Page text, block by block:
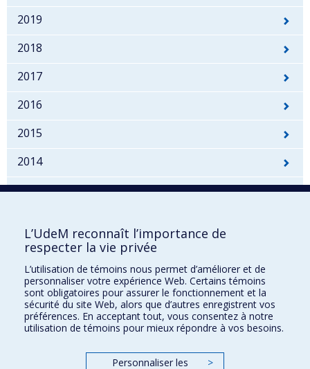
2019
2018
2017
2016
2015
2014
2013-2012
2009-2008
2007-2000
Développement durable à l'UdeM
L’UdeM reconnaît l’importance de
respecter la vie privée
L’utilisation de témoins nous permet d’améliorer et de
personnaliser votre expérience Web. Certains témoins
sont obligatoires pour assurer le fonctionnement et la
sécurité du site Web, alors que d’autres enregistrent vos
préférences. En acceptant tout, vous consentez à notre
utilisation de témoins pour mieux répondre à vos besoins.
Personnaliser les
>